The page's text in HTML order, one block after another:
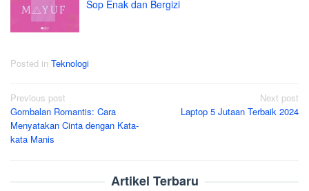
Sop Enak dan Bergizi
Posted in Teknologi
Post
navigation
Previous post
Gombalan Romantis: Cara
Menyatakan Cinta dengan Kata-
kata Manis
Next post
Laptop 5 Jutaan Terbaik 2024
Artikel Terbaru